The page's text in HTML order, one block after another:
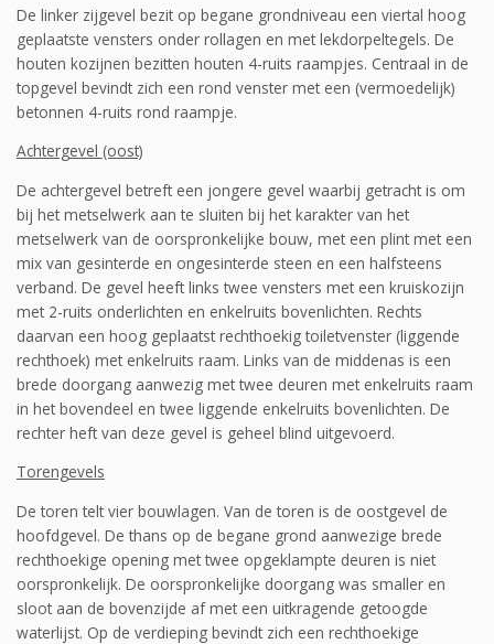
De linker zijgevel bezit op begane grondniveau een viertal hoog
geplaatste vensters onder rol­lagen en met lekdorpeltegels. De
houten kozijnen bezitten houten 4-ruits raampjes. Centraal in de
topgevel bevindt zich een rond venster met een (vermoedelijk)
betonnen 4-ruits rond raampje.
Achtergevel (oost)
De achtergevel betreft een jongere gevel waarbij getracht is om
bij het metselwerk aan te sluiten bij het karakter van het
metselwerk van de oorspronkelijke bouw, met een plint met een
mix van gesinterde en ongesinterde steen en een halfsteens
verband. De gevel heeft links twee vensters met een kruiskozijn
met 2-ruits onderlichten en enkelruits bovenlichten. Rechts
daarvan een hoog geplaatst rechthoekig toiletvenster (liggende
rechthoek) met enkelruits raam. Links van de middenas is een
brede doorgang aanwezig met twee deuren met enkelruits raam
in het bovendeel en twee liggende enkelruits bovenlichten. De
rechter heft van deze gevel is geheel blind uitgevoerd.
Torengevels
De toren telt vier bouwlagen. Van de toren is de oostgevel de
hoofdgevel. De thans op de begane grond aanwezige brede
rechthoekige opening met twee opgeklampte deuren is niet
oorspronkelijk. De oorspronkelijke doorgang was smaller en
sloot aan de bovenzijde af met een uitkragende getoogde
waterlijst. Op de verdieping bevindt zich een rechthoekige